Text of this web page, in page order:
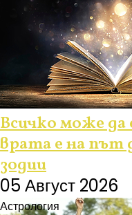
Всичко може да
врата е на път
зодии
05 Август 2026
Астрология